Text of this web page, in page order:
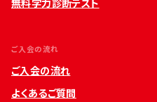
無料学力診断テスト
ご入会の流れ
ご入会の流れ
よくあるご質問